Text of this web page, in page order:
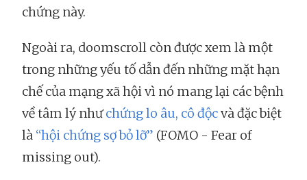
chứng này.
Ngoài ra, doomscroll còn được xem là một
trong những yếu tố dẫn đến những mặt hạn
chế của mạng xã hội vì nó mang lại các bệnh
về tâm lý nhưchứng lo âu, cô độcvà đặc biệt
là “hội chứng sợ bỏ lỡ” (FOMO - Fear of
missing out).